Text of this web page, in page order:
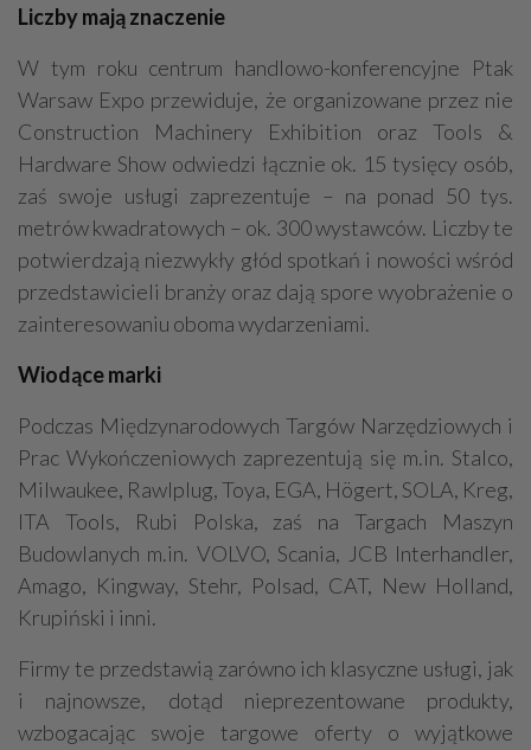
Liczby mają znaczenie
W tym roku centrum handlowo-konferencyjne Ptak
Warsaw Expo przewiduje, że organizowane przez nie
Construction Machinery Exhibition oraz Tools &
Hardware Show odwiedzi łącznie ok. 15 tysięcy osób,
zaś swoje usługi zaprezentuje – na ponad 50 tys.
metrów kwadratowych – ok. 300 wystawców. Liczby te
potwierdzają niezwykły głód spotkań i nowości wśród
przedstawicieli branży oraz dają spore wyobrażenie o
zainteresowaniu oboma wydarzeniami.
Wiodące marki
Podczas Międzynarodowych Targów Narzędziowych i
Prac Wykończeniowych zaprezentują się m.in. Stalco,
Milwaukee, Rawlplug, Toya, EGA, Högert, SOLA, Kreg,
ITA Tools, Rubi Polska, zaś na Targach Maszyn
Budowlanych m.in. VOLVO, Scania, JCB Interhandler,
Amago, Kingway, Stehr, Polsad, CAT, New Holland,
Krupiński i inni.
Firmy te przedstawią zarówno ich klasyczne usługi, jak
i najnowsze, dotąd nieprezentowane produkty,
wzbogacając swoje targowe oferty o wyjątkowe